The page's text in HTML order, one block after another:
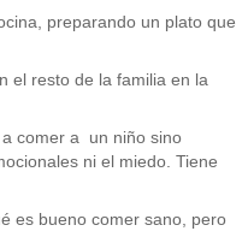
preparando un plato que
el resto de la familia en la
comer a un niño sino
ni el miedo. Tiene
es bueno comer sano, pero